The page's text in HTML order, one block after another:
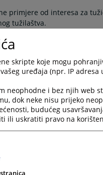
primjere od interesa za
tužilaštva.
u izradu oglednih
u realizaciji ovog
suda Mostar i
komisije za Centar.
principima rukovodilo
je bila da u saradnji sa
odluka, kako u
skripte koje mogu
uređaja (npr. IP
neophodne i bez njih web
dok neke nisu prijeko
budućeg
ili uskratiti pravo na